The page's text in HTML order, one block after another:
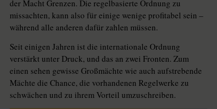
der Macht Grenzen. Die regelbasierte Ordnung zu
missachten, kann also für einige wenige profitabel sein –
während alle anderen dafür zahlen müssen.
Seit einigen Jahren ist die internationale Ordnung
verstärkt unter Druck, und das an zwei Fronten. Zum
einen sehen gewisse Großmächte wie auch aufstrebende
Mächte die Chance, die vorhandenen Regelwerke zu
schwächen und zu ihrem Vorteil umzuschreiben.